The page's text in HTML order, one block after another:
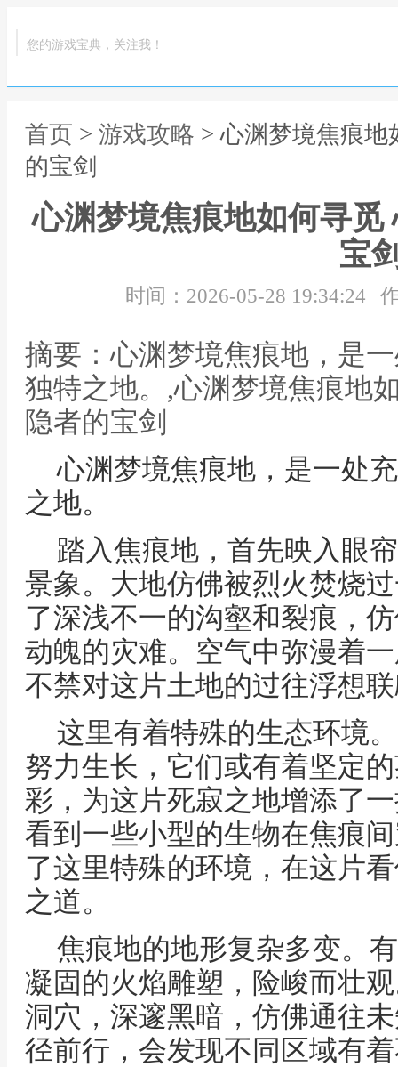
您的游戏宝典，关注我！
首页 > 游戏攻略 > 心渊梦境焦痕
的宝剑
心渊梦境焦痕地如何寻觅
宝
时间：2026-05-28 19:34:24
摘要：心渊梦境焦痕地，是
独特之地。,心渊梦境焦痕地
隐者的宝剑
心渊梦境焦痕地，是一处
之地。
踏入焦痕地，首先映入眼
景象。大地仿佛被烈火焚烧
了深浅不一的沟壑和裂痕，
动魄的灾难。空气中弥漫着
不禁对这片土地的过往浮想
这里有着特殊的生态环境
努力生长，它们或有着坚定
彩，为这片死寂之地增添了
看到一些小型的生物在焦痕
了这里特殊的环境，在这片
之道。
焦痕地的地形复杂多变。
凝固的火焰雕塑，险峻而壮
洞穴，深邃黑暗，仿佛通往
径前行，会发现不同区域有